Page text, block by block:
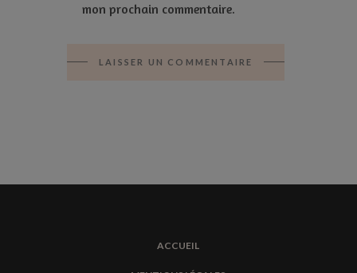
mon prochain commentaire.
LAISSER UN COMMENTAIRE
ACCUEIL